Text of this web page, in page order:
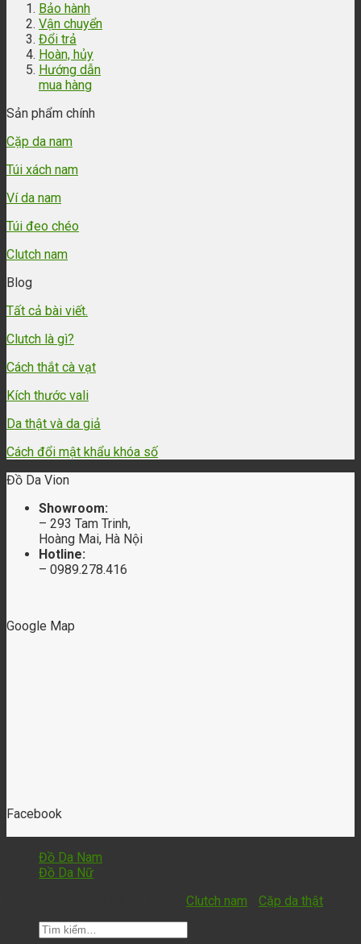
Bảo hành
Vận chuyển
Đổi trả
Hoàn, hủy
Hướng dẫn
mua hàng
Sản phẩm chính
Cặp da nam
Túi xách nam
Ví da nam
Túi đeo chéo
Clutch nam
Blog
Tất cả bài viết.
Clutch là gì?
Cách thắt cà vạt
Kích thước vali
Da thật và da giả
Cách đổi mật khẩu khóa số
Đồ Da Vion
Showroom:
– 293 Tam Trinh,
Hoàng Mai, Hà Nội
Hotline:
– 0989.278.416
Google Map
Facebook
Đồ Da Nam
Đồ Da Nữ
Clutch nam Cặp da thật